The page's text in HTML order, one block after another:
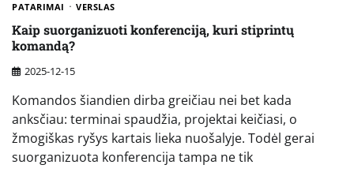
PATARIMAI VERSLAS
Kaip suorganizuoti konferenciją, kuri stiprintų
komandą?
2025-12-15
Komandos šiandien dirba greičiau nei bet kada
anksčiau: terminai spaudžia, projektai keičiasi, o
žmogiškas ryšys kartais lieka nuošalyje. Todėl gerai
suorganizuota konferencija tampa ne tik